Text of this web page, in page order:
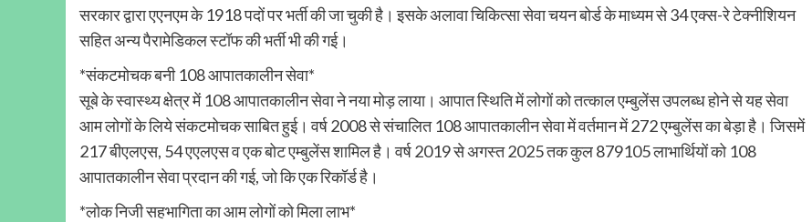
सरकार द्वारा एएनएम के 1918 पदों पर भर्ती की जा चुकी है। इसके अलावा चिकित्सा सेवा चयन बोर्ड के माध्यम से 34 एक्स-रे टेक्नीशियन
सहित अन्य पैरामेडिकल स्टॉफ की भर्ती भी की गई।
*संकटमोचक बनी 108 आपातकालीन सेवा*
सूबे के स्वास्थ्य क्षेत्र में 108 आपातकालीन सेवा ने नया मोड़ लाया। आपात स्थिति में लोगों को तत्काल एम्बुलेंस उपलब्ध होने से यह सेवा
आम लोगों के लिये संकटमोचक साबित हुई। वर्ष 2008 से संचालित 108 आपातकालीन सेवा में वर्तमान में 272 एम्बुलेंस का बेड़ा है। जिसमें
217 बीएलएस, 54 एएलएस व एक बोट एम्बुलेंस शामिल है। वर्ष 2019 से अगस्त 2025 तक कुल 879105 लाभार्थियों को 108
आपातकालीन सेवा प्रदान की गई, जो कि एक रिकॉर्ड है।
*लोक निजी सहभागिता का आम लोगों को मिला लाभ*